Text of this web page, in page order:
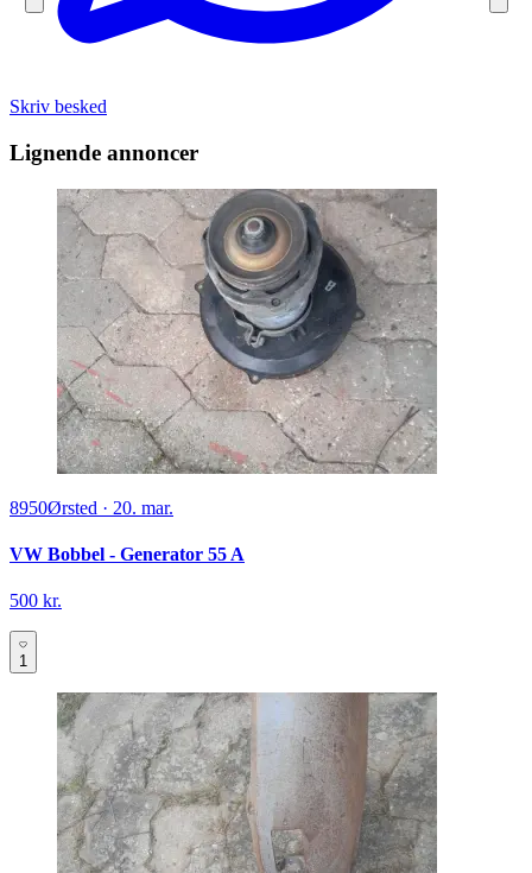
Skriv besked
Lignende annoncer
8950Ørsted · 20. mar.
VW Bobbel - Generator 55 A
500 kr.
1